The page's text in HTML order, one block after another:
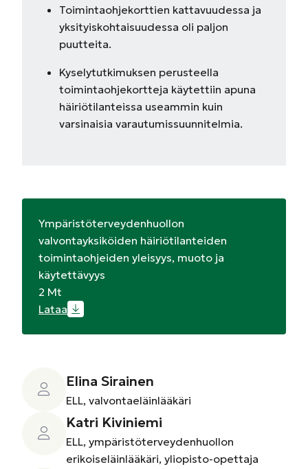
Toimintaohjekorttien kattavuudessa ja
yksityiskohtaisuudessa oli paljon
puutteita.
Kyselytutkimuksen perusteella
toimintaohjekortteja käytettiin apuna
häiriötilanteissa useammin kuin
varsinaisia varautumissuunnitelmia.
Ympäristöterveydenhuollon
valvontayksiköiden häiriötilanteiden
toimintaohjeiden yleisyys, muoto ja
käytettävyys
2 Mt
Lataa
Elina Sirainen
ELL, valvontaeläinlääkäri
Katri Kiviniemi
ELL, ympäristöterveydenhuollon
erikoiseläinlääkäri, yliopisto-opettaja